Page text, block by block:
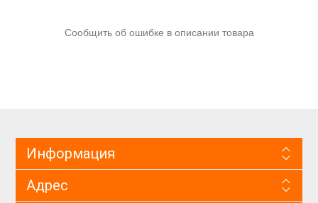
Сообщить об ошибке в описании товара
Информация
Адрес